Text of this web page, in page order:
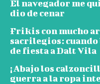
El navegador me
dio de cenar
Frikis con mucho
sacrilegios: cuando
de fiesta a Dalt Vila
¡Abajo los
guerra a la ropa